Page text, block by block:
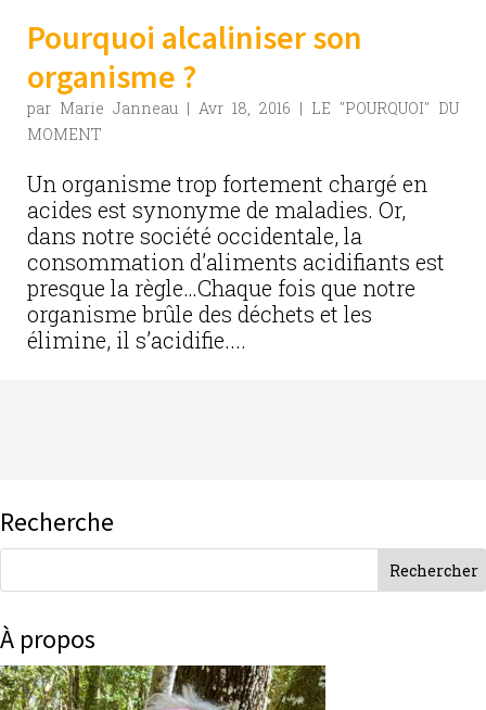
Pourquoi alcaliniser son
organisme ?
par Marie Janneau | Avr 18, 2016 | LE "POURQUOI" DU
MOMENT
Un organisme trop fortement chargé en
acides est synonyme de maladies. Or,
dans notre société occidentale, la
consommation d’aliments acidifiants est
presque la règle…Chaque fois que notre
organisme brûle des déchets et les
élimine, il s’acidifie....
Recherche
À propos